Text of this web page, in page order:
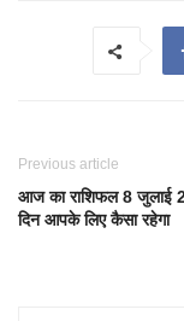
Previous article
आज का राशिफल 8 जुलाई
दिन आपके लिए कैसा रहेगा